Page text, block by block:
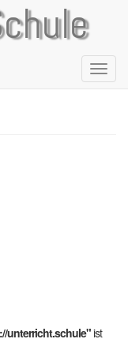
unterricht.schule"ist